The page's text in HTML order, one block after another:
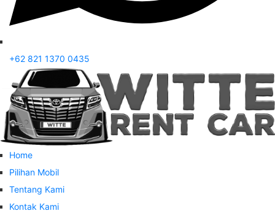
+62 821 1370 0435
Home
Pilihan Mobil
Tentang Kami
Kontak Kami